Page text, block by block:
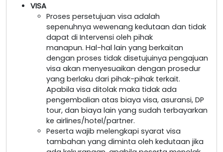
VISA
Proses persetujuan visa adalah
sepenuhnya wewenang kedutaan dan tidak
dapat di Intervensi oleh pihak
manapun. Hal-hal lain yang berkaitan
dengan proses tidak disetujuinya pengajuan
visa akan menyesuaikan dengan prosedur
yang berlaku dari pihak-pihak terkait.
Apabila visa ditolak maka tidak ada
pengembalian atas biaya visa, asuransi, DP
tour, dan biaya lain yang sudah terbayarkan
ke airlines/hotel/partner.
Peserta wajib melengkapi syarat visa
tambahan yang diminta oleh kedutaan jika